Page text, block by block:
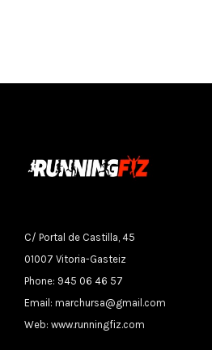
C/ Portal de Castilla, 45
01007 Vitoria-Gasteiz
Phone: 945 06 46 57
Email: marchursa@gmail.com
Web: www.runningfiz.com